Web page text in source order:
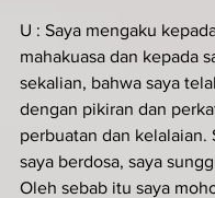
U : Saya mengaku
mahakuasa dan kepada
sekalian, bahwa saya
dengan pikiran dan
perbuatan dan kelalaian.
saya berdosa, saya
Oleh sebab itu saya